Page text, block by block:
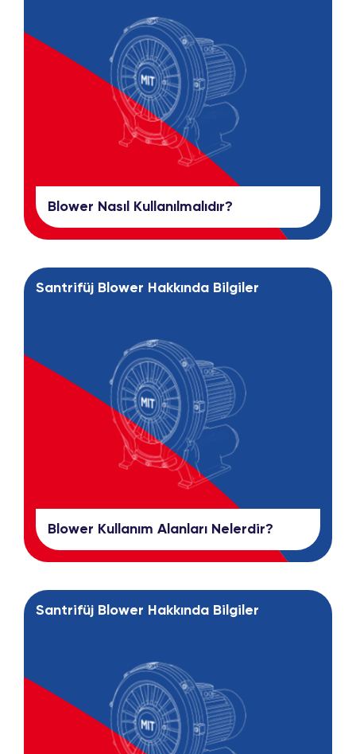
Blower Nasıl Kullanılmalıdır?
Santrifüj Blower Hakkında Bilgiler
Blower Kullanım Alanları Nelerdir?
Santrifüj Blower Hakkında Bilgiler